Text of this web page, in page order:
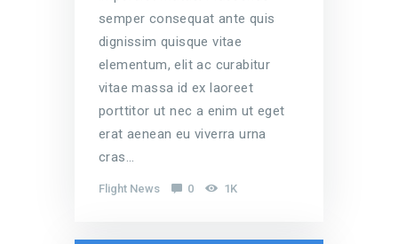
semper consequat ante quis
dignissim quisque vitae
elementum, elit ac curabitur
vitae massa id ex laoreet
porttitor ut nec a enim ut eget
erat aenean eu viverra urna
cras…
Flight News 0 1K